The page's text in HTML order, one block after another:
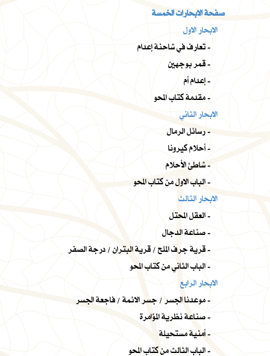
صفحة الابحارات الخمسة
الابحار الاول
تعارف في شاحنة إعدام -
قمر بوجهين -
إعدام أم -
مقدمة كتاب المحو -
الابحار الثاني
رسائل الرمال -
أحلام كيرونا -
شاطئ الأحلام -
الباب الاول من كتاب المحو -
الابحار الثالث
العقل المحتل -
صناعة الدجال -
قرية جرف الملح / قرية البتران / درجة الصفر -
الباب الثاني من كتاب المحو -
الابحار الرابع
موعدنا الجسر / جسر الائمة / فاجعة الجسر -
صناعة نظرية المؤامرة -
أمنية مستحيلة -
الباب الثالث من كتاب المحو -